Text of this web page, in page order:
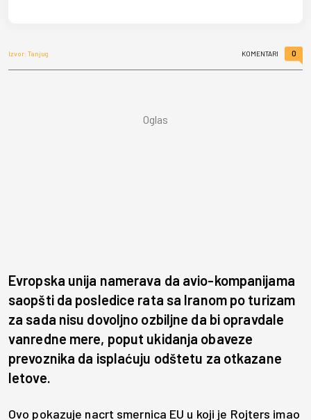
Izvor: Tanjug KOMENTARI 0
Evropska unija namerava da avio-kompanijama
saopšti da posledice rata sa Iranom po turizam
za sada nisu dovoljno ozbiljne da bi opravdale
vanredne mere, poput ukidanja obaveze
prevoznika da isplaćuju odštetu za otkazane
letove.
Ovo pokazuje nacrt smernica EU u koji je Rojters imao